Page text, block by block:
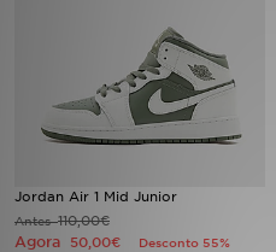
Jordan Air 1 Mid Junior
Antes110,00€
Agora 50,00€ Desconto 55%
SUBSCREVE
ATENÇÃO AO CLIENTE